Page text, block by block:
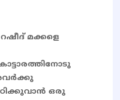
മക്കളെ
ഒരു